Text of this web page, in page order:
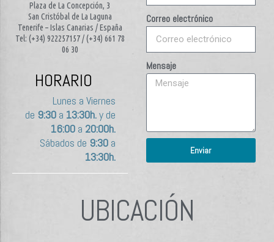
Plaza de La Concepción, 3
San Cristóbal de La Laguna
Tenerife – Islas Canarias / España
Tel: (+34) 922257157 / (+34) 661 78
06 30
HORARIO
Lunes a Viernes
de 9:30a 13:30h.y de
16:00a 20:00h.
Sábados de 9:30a
13:30h.
Correo electrónico
Mensaje
Enviar
UBICACIÓN